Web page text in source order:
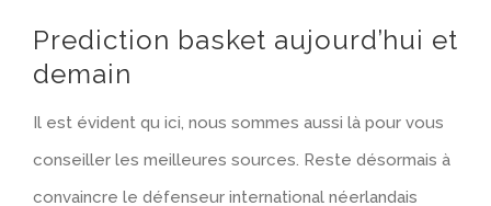
Prediction basket aujourd’hui et
demain
Il est évident qu ici, nous sommes aussi là pour vous
conseiller les meilleures sources. Reste désormais à
convaincre le défenseur international néerlandais